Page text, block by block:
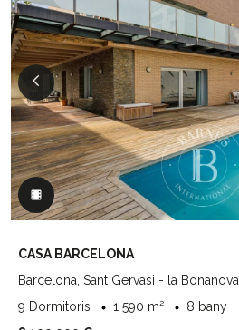
CASA BARCELONA
Barcelona, Sant Gervasi - la Bonanova
9 Dormitoris
1 590 m²
8 bany